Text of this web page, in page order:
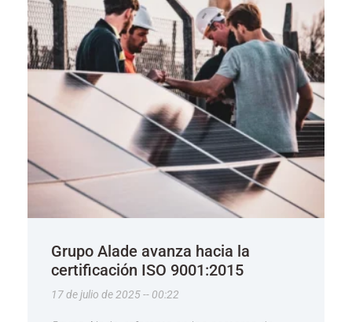
Grupo Alade avanza hacia la
certificación ISO 9001:2015
17 de julio de 2025 00:22